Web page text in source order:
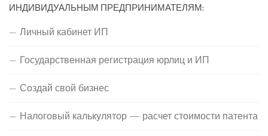
ИНДИВИДУАЛЬНЫМ ПРЕДПРИНИМАТЕЛЯМ:
Личный кабинет ИП
Государственная регистрация юрлиц и ИП
Создай свой бизнес
Налоговый калькулятор — расчет стоимости патента